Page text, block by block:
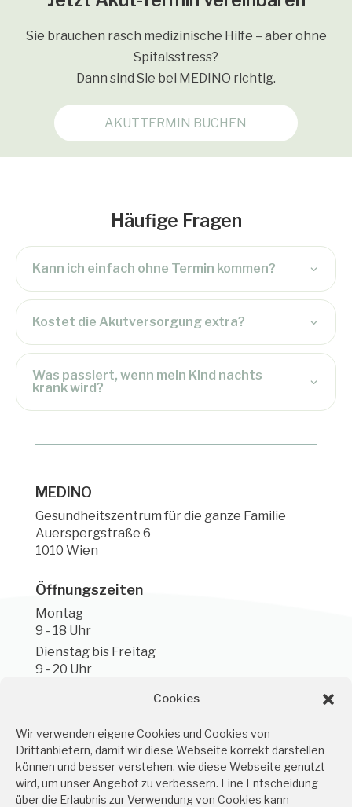
Cookies
Wir verwenden eigene Cookies und Cookies von
Drittanbietern, damit wir diese Webseite korrekt darstellen
können und besser verstehen, wie diese Webseite genutzt
wird, um unser Angebot zu verbessern. Eine Entscheidung
über die Erlaubnis zur Verwendung von Cookies kann
Sie brauchen rasch medizinische Hilfe – aber ohne
Spitalsstress?
Dann sind Sie bei MEDINO richtig.
AKUTTERMIN BUCHEN
Häufige Fragen
Kann ich einfach ohne Termin kommen?
Kostet die Akutversorgung extra?
Was passiert, wenn mein Kind nachts
krank wird?
MEDINO
Gesundheitszentrum für die ganze Familie
Auerspergstraße 6
1010 Wien
Öffnungszeiten
Montag
9 - 18 Uhr
Dienstag bis Freitag
9 - 20 Uhr
Kontakt
servus@medino.at
+43 1 226 5567